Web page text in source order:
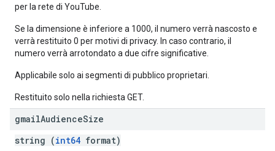
per la rete di YouTube.
Se la dimensione è inferiore a 1000, il numero verrà nascosto e
verrà restituito 0 per motivi di privacy. In caso contrario, il
numero verrà arrotondato a due cifre significative.
Applicabile solo ai segmenti di pubblico proprietari.
Restituito solo nella richiesta GET.
gmailAudienceSize
string (int64 format)